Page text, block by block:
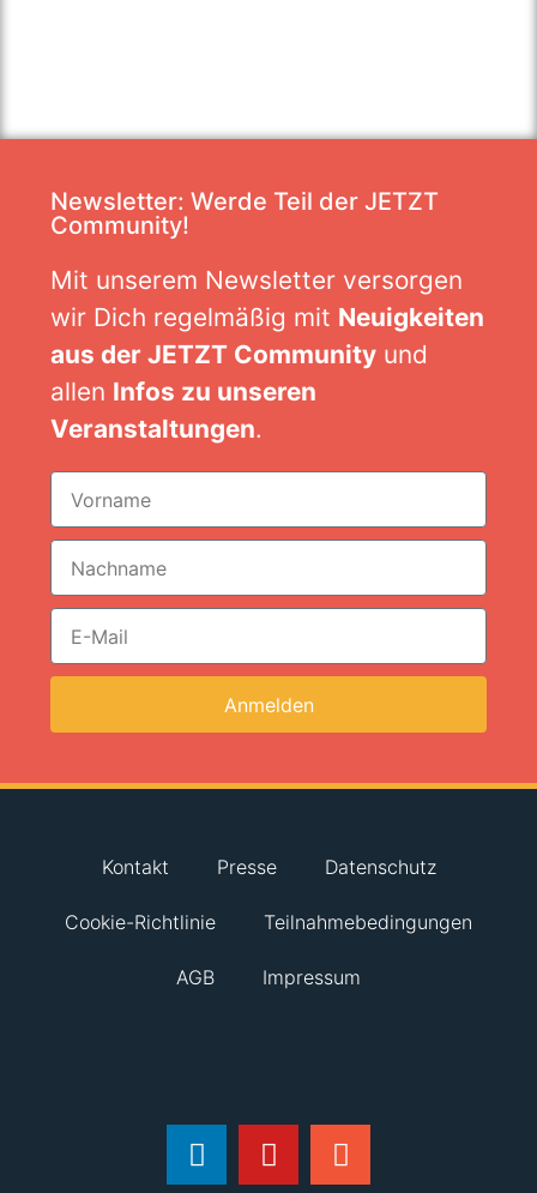
Newsletter: Werde Teil der JETZT
Community!
Mit unserem Newsletter versorgen
wir Dich regelmäßig mit Neuigkeiten
aus der JETZT Community und
allen Infos zu unseren
Veranstaltungen.
Anmelden
Kontakt Presse Datenschutz
Cookie-Richtlinie Teilnahmebedingungen
AGB Impressum